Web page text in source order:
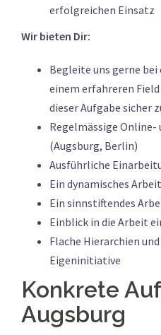
erfolgreichen Einsatz
Wir bieten Dir:
Begleite uns gerne
einem erfahreren
dieser Aufgabe sicher
Regelmässige Online-
(Augsburg, Berlin)
Ausführliche
Ein dynamisches
Ein sinnstiftendes
Einblick in die Arbeit
Flache Hierarchien
Eigeninitiative
Konkrete
Augsburg